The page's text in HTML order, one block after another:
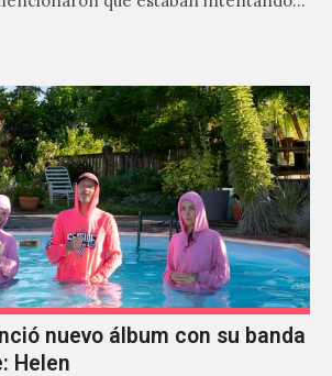
nuevo álbum con su banda
Helen